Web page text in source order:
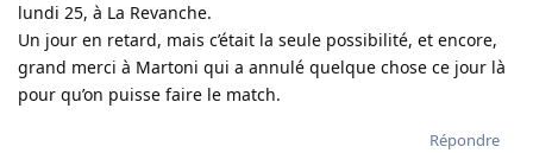
lundi 25, à La Revanche.
Un jour en retard, mais c’était la seule possibilité, et encore,
grand merci à Martoni qui a annulé quelque chose ce jour là
pour qu’on puisse faire le match.
Répondre